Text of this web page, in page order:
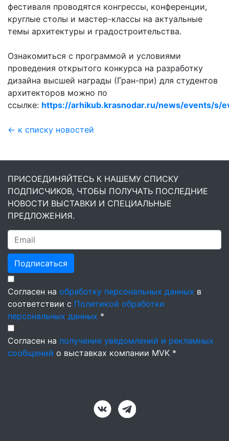
фестиваля проводятся конгрессы, конференции,
круглые столы и мастер-классы на актуальные
темы архитектуры и градостроительства.
Ознакомиться с программой и условиями
проведения открытого конкурса на разработку
дизайна высшей награды (Гран-при) для студентов
архитекторов можно по
ссылке: https://arhikub.krasnodar.ru/news/events/s/
← к списку новостей
ПРИСОЕДИНЯЙТЕСЬ К НАШЕМУ СПИСКУ
ПОДПИСЧИКОВ, ЧТОБЫ ПОЛУЧАТЬ ПОСЛЕДНИЕ
НОВОСТИ ВЫСТАВКИ И СПЕЦИАЛЬНЫЕ
ПРЕДЛОЖЕНИЯ.
Подписаться
Согласен на обработку персональных данных в
соответствии с Политикой обработки
персональных данных *
Согласен на получение уведомлений и рекламных
сообщений о выставках компании MVK *